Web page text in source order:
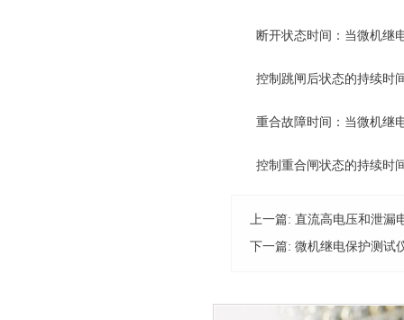
断开状态时间：当微机继电
控制跳闸后状态的持续时
重合故障时间：当微机继电
控制重合闸状态的持续时
上一篇: 直流高电压和泄漏
下一篇: 微机继电保护测试